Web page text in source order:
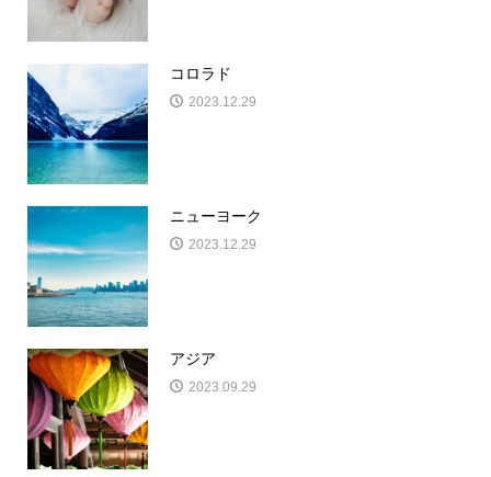
コロラド
2023.12.29
ニューヨーク
2023.12.29
アジア
2023.09.29